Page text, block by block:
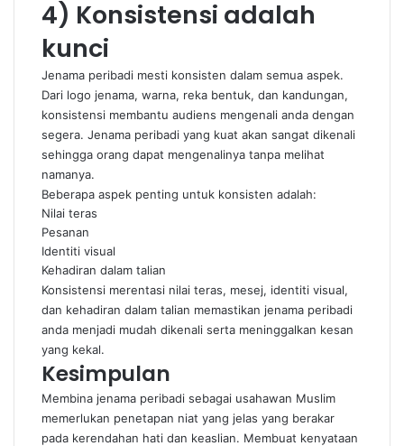
4) Konsistensi adalah
kunci
Jenama peribadi mesti konsisten dalam semua aspek.
Dari logo jenama, warna, reka bentuk, dan kandungan,
konsistensi membantu audiens mengenali anda dengan
segera. Jenama peribadi yang kuat akan sangat dikenali
sehingga orang dapat mengenalinya tanpa melihat
namanya.
Beberapa aspek penting untuk konsisten adalah:
Nilai teras
Pesanan
Identiti visual
Kehadiran dalam talian
Konsistensi merentasi nilai teras, mesej, identiti visual,
dan kehadiran dalam talian memastikan jenama peribadi
anda menjadi mudah dikenali serta meninggalkan kesan
yang kekal.
Kesimpulan
Membina jenama peribadi sebagai usahawan Muslim
memerlukan penetapan niat yang jelas yang berakar
pada kerendahan hati dan keaslian. Membuat kenyataan